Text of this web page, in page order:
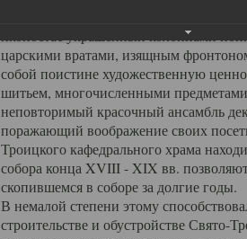
заслуженно выделяя из
иконостас украшенный колоннами
царскими вратами, изящным
собой поистине художественную
шитьем, многочисленными предметами
неповторимый красочный ансамбль
поражающий воображение своих
Троицкого кафедрального храма
собора конца XVIII - XIX вв.
скопившемся в соборе за долгие годы.
В немалой степени этому
строительстве и обустройстве Свято-